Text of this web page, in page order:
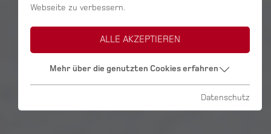
Webseite zu verbessern.
ALLE AKZEPTIEREN
Mehr über die genutzten Cookies erfahren
Datenschutz